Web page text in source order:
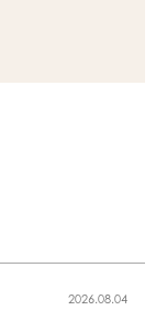
2026.08.04